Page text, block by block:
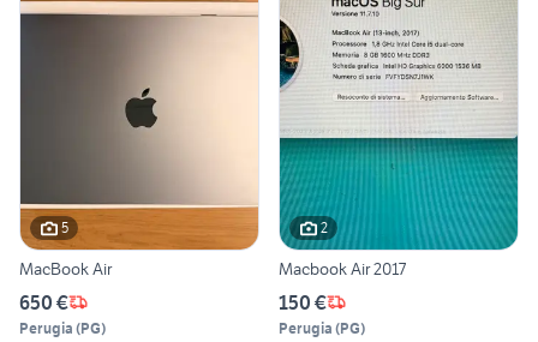
5
MacBook Air
650 €
Perugia (PG)
2
Macbook Air 2017
150 €
Perugia (PG)